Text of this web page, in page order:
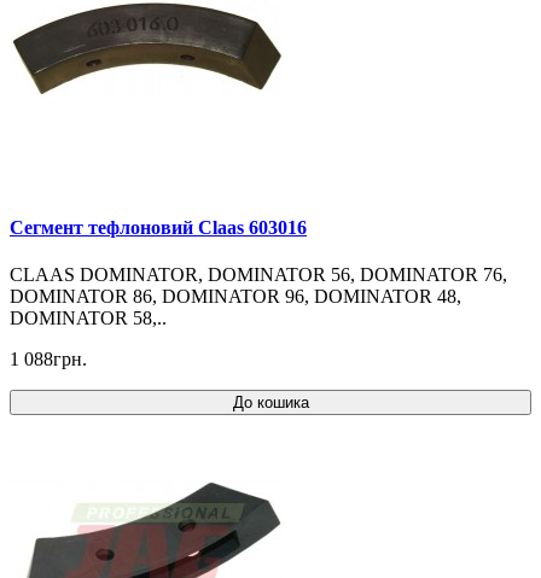
Cегмент тефлоновий Claas 603016
CLAAS DOMINATOR, DOMINATOR 56, DOMINATOR 76,
DOMINATOR 86, DOMINATOR 96, DOMINATOR 48,
DOMINATOR 58,..
1 088грн.
До кошика